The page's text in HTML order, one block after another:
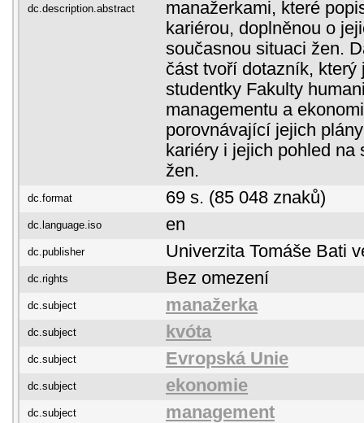
dc.description.abstract
manažerkami, které
kariérou, doplněnou o
současnou situaci žen.
část tvoří dotazník, který
studentky Fakulty
managementu a
porovnávající jejich
kariéry i jejich pohled na
žen.
dc.format 69 s. (85 048 znaků)
dc.language.iso en
dc.publisher Univerzita Tomáše Bati
dc.rights Bez omezení
dc.subject manažerka
dc.subject kvóta
dc.subject Evropská Unie
dc.subject ekonomie
dc.subject management